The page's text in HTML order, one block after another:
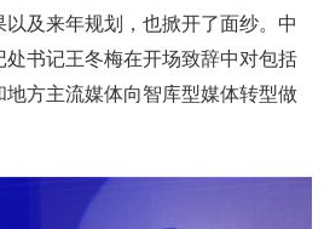
及来年规划，也掀开了面纱。中
处书记王冬梅在开场致辞中对包括
方主流媒体向智库型媒体转型做